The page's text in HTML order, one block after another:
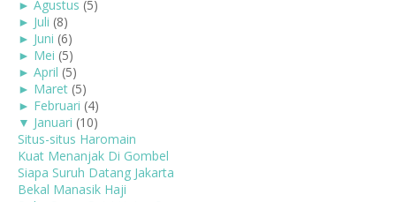
► Agustus (5)
► Juli (8)
► Juni (6)
► Mei (5)
► April (5)
► Maret (5)
► Februari (4)
▼ Januari (10)
Situs-situs Haromain
Kuat Menanjak Di Gombel
Siapa Suruh Datang Jakarta
Bekal Manasik Haji